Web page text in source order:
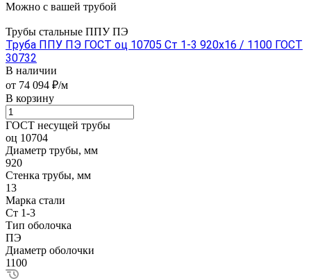
Можно с вашей трубой
Трубы стальные ППУ ПЭ
Труба ППУ ПЭ ГОСТ оц 10705 Ст 1-3 920x16 / 1100 ГОСТ
30732
В наличии
от 74 094 ₽/м
В корзину
ГОСТ несущей трубы
оц 10704
Диаметр трубы, мм
920
Стенка трубы, мм
13
Марка стали
Ст 1-3
Тип оболочка
ПЭ
Диаметр оболочки
1100